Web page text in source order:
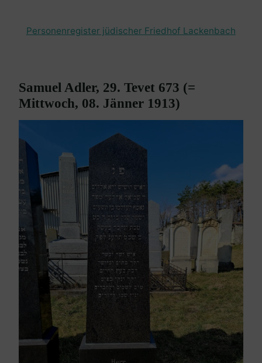
Personenregister jüdischer Friedhof Lackenbach
Samuel Adler, 29. Tevet 673 (=
Mittwoch, 08. Jänner 1913)